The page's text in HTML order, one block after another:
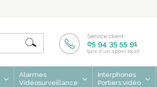
Service client :
05 94 35 55 91
(prix d'un appel local)
Alarmes
Vidéosurveillance
Interphones
Portiers vidéo